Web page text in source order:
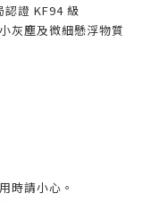
認證 KF94 級
灰塵及微細懸浮物質
時請小心。